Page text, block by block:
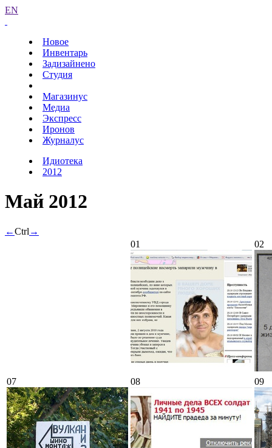
EN
Новое
Инвентарь
Задизайнено
Студия
Магазинус
Медиа
Экспресс
Иронов
Журналус
Идиотека
2012
Май 2012
←Ctrl →
01
02
07 08 09